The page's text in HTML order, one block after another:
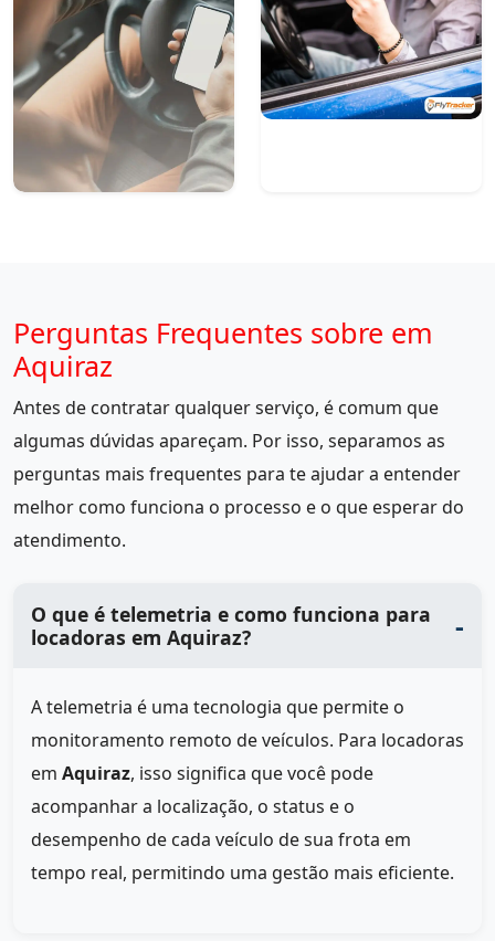
Perguntas Frequentes sobre em
Aquiraz
Antes de contratar qualquer serviço, é comum que
algumas dúvidas apareçam. Por isso, separamos as
perguntas mais frequentes para te ajudar a entender
melhor como funciona o processo e o que esperar do
atendimento.
O que é telemetria e como funciona para
locadoras em Aquiraz?
A telemetria é uma tecnologia que permite o
monitoramento remoto de veículos. Para locadoras
em Aquiraz, isso significa que você pode
acompanhar a localização, o status e o
desempenho de cada veículo de sua frota em
tempo real, permitindo uma gestão mais eficiente.